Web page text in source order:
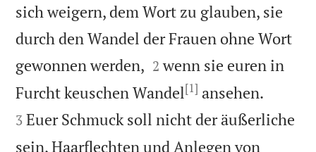
sich weigern, dem Wort zu glauben, sie
durch den Wandel der Frauen ohne Wort
gewonnen werden, 

2 wenn sie euren in
Furcht keuschen Wandel[1] ansehen.
3 Euer Schmuck soll nicht der äußerliche
sein, Haarflechten und Anlegen von